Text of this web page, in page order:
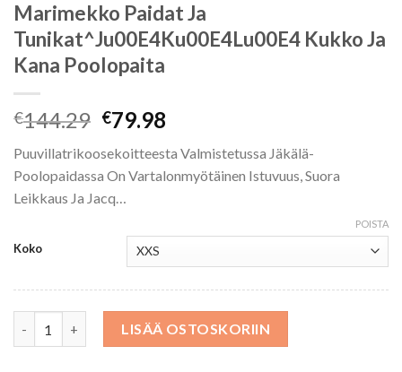
Marimekko Paidat Ja
Tunikat^Ju00E4Ku00E4Lu00E4 Kukko Ja
Kana Poolopaita
€144.29 Alkuperäinen
oli:
€144.29.
€79.98
on:
€79.98.
Puuvillatrikoosekoitteesta Valmistetussa Jäkälä-
Poolopaidassa On Vartalonmyötäinen Istuvuus, Suora
Leikkaus Ja Jacq…
Koko
POISTA
Marimekko Paidat Ja Tunikat^Ju00E4Ku00E4Lu00E4 Kukko Ja
LISÄÄ OSTOSKORIIN